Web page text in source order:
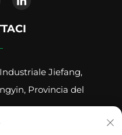
Jiefang,
Provincia del